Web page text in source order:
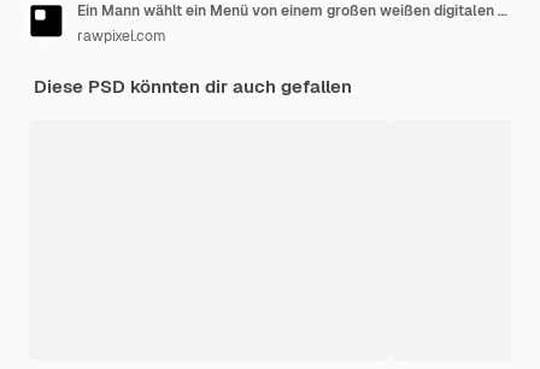
Ein Mann wählt ein Menü von einem großen weißen digitalen Bildschirm aus
rawpixel.com
Diese PSD könnten dir auch gefallen